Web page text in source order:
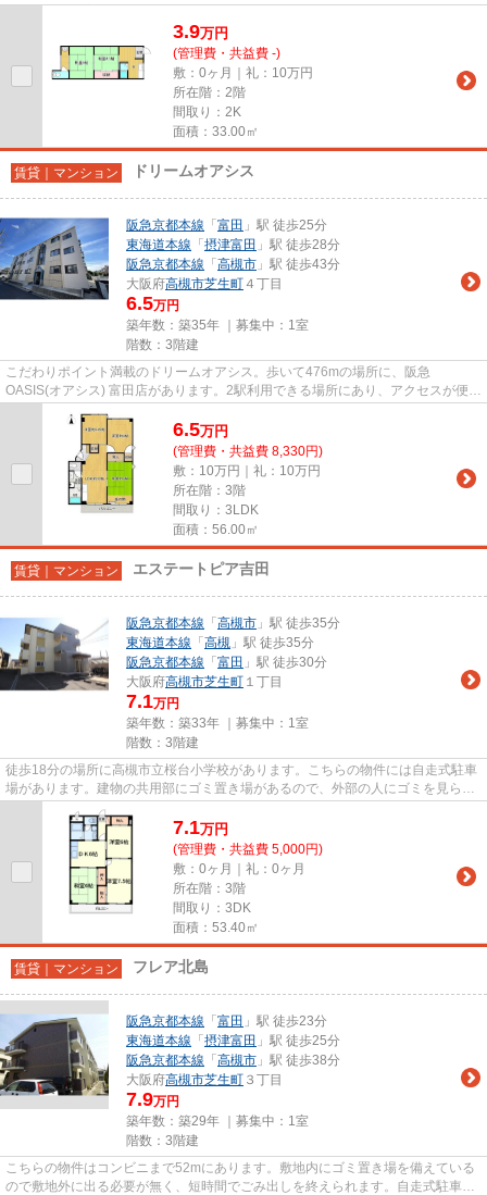
3.9万円
(管理費・共益費 -)
敷：0ヶ月｜礼：10万円
所在階：2階
間取り：2K
面積：33.00㎡
賃貸｜マンション ドリームオアシス
阪急京都本線 「 富田 」駅 徒歩25分
東海道本線 「 摂津富田 」駅 徒歩28分
阪急京都本線 「 高槻市 」駅 徒歩43分
大阪府高槻市芝生町 ４丁目
6.5万円
築年数：築35年 ｜募集中： 1室
階数：3階建
こだわりポイント満載のドリームオアシス。歩いて476mの場所に、阪急
OASIS(オアシス) 富田店があります。2駅利用できる場所にあり、アクセスが便利
6.5万円
(管理費・共益費 8,330円)
敷：10万円｜礼：10万円
所在階：3階
間取り：3LDK
面積：56.00㎡
賃貸｜マンション エステートピア吉田
阪急京都本線 「 高槻市 」駅 徒歩35分
東海道本線 「 高槻 」駅 徒歩35分
阪急京都本線 「 富田 」駅 徒歩30分
大阪府高槻市芝生町 １丁目
7.1万円
築年数：築33年 ｜募集中： 1室
階数：3階建
徒歩18分の場所に高槻市立桜台小学校があります。こちらの物件には自走式駐車
場があります。建物の共用部にゴミ置き場があるので、外部の人にゴミを見られ
るなどのトラブルも防げます...
7.1万円
(管理費・共益費 5,000円)
敷：0ヶ月｜礼：0ヶ月
所在階：3階
間取り：3DK
面積：53.40㎡
賃貸｜マンション フレア北島
阪急京都本線 「 富田 」駅 徒歩23分
東海道本線 「 摂津富田 」駅 徒歩25分
阪急京都本線 「 高槻市 」駅 徒歩38分
大阪府高槻市芝生町 ３丁目
7.9万円
築年数：築29年 ｜募集中： 1室
階数：3階建
こちらの物件はコンビニまで52mにあります。敷地内にゴミ置き場を備えている
ので敷地外に出る必要が無く、短時間でごみ出しを終えられます。自走式駐車場